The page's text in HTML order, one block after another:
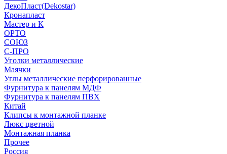
ДекоПласт(Dekostar)
Кронапласт
Мастер и К
ОРТО
СОЮЗ
С-ПРО
Уголки металлические
Маячки
Углы металлические перфорированные
Фурнитура к панелям МДФ
Фурнитура к панелям ПВХ
Китай
Клипсы к монтажной планке
Люкс цветной
Монтажная планка
Прочее
Россия